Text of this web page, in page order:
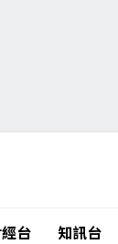
台 知訊台